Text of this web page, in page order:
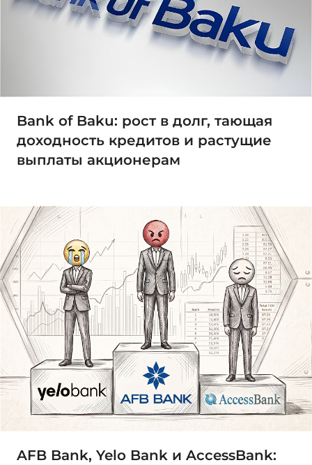
Bank of Baku: рост в долг, тающая
доходность кредитов и растущие
выплаты акционерам
AFB Bank, Yelo Bank и AccessBank: